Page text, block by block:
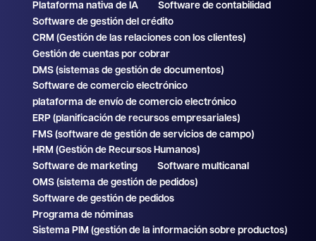
Plataforma nativa de IA
Software de contabilidad
Software de gestión del crédito
CRM (Gestión de las relaciones con los clientes)
Gestión de cuentas por cobrar
DMS (sistemas de gestión de documentos)
Software de comercio electrónico
plataforma de envío de comercio electrónico
ERP (planificación de recursos empresariales)
FMS (software de gestión de servicios de campo)
HRM (Gestión de Recursos Humanos)
Software de marketing
Software multicanal
OMS (sistema de gestión de pedidos)
Software de gestión de pedidos
Programa de nóminas
Sistema PIM (gestión de la información sobre productos)